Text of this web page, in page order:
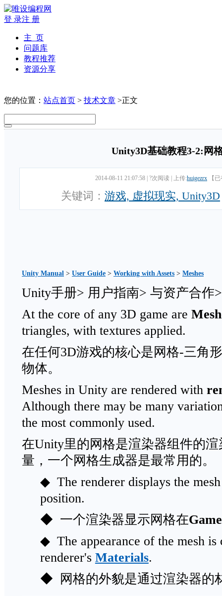
登 录注 册
主 页
问题库
教程推荐
资源分享
您的位置： 站点首页 > 技术文章 >正文
Unity3D基础教程3-2:网
2014-08-11 21:07:58 ?次阅读 上传:huigezrx 【
关键词： 游戏, 虚拟现实, Unity3D
Unity Manual > User Guide > Working with Assets > Meshes
Unity手册> 用户指南> 与资产合作
At the core of any 3D game are
triangles, with textures applied.
在任何3D游戏的核心是网格-三角
物体。
Meshes in Unity are rendered with
Although there may be many
the most commonly used.
在Unity里的网格是渲染器组件的
量，一个网格生成器是最常用的。
◆ The renderer displays the
position.
◆ 一个渲染器显示网格在
◆ The appearance of the mesh is
renderer's Materials.
◆ 网格的外貌是通过渲染器的